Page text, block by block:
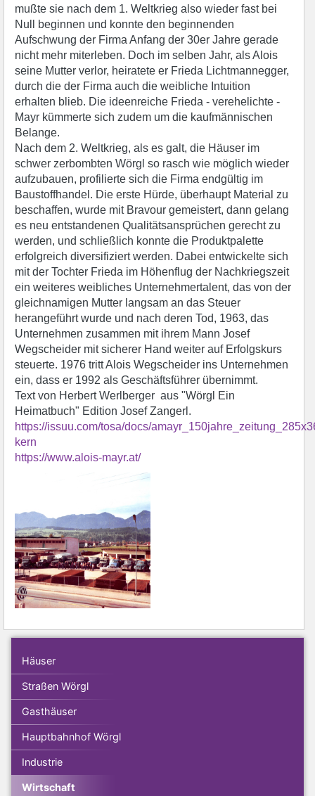
mußte sie nach dem 1. Weltkrieg also wieder fast bei
Null beginnen und konnte den beginnenden
Aufschwung der Firma Anfang der 30er Jahre gerade
nicht mehr miterleben. Doch im selben Jahr, als Alois
seine Mutter verlor, heiratete er Frieda Lichtmannegger,
durch die der Firma auch die weibliche Intuition
erhalten blieb. Die ideenreiche Frieda - verehelichte -
Mayr kümmerte sich zudem um die kaufmännischen
Belange.
Nach dem 2. Weltkrieg, als es galt, die Häuser im
schwer zerbombten Wörgl so rasch wie möglich wieder
aufzubauen, profilierte sich die Firma endgültig im
Baustoffhandel. Die erste Hürde, überhaupt Material zu
beschaffen, wurde mit Bravour gemeistert, dann gelang
es neu entstandenen Qualitätsansprüchen gerecht zu
werden, und schließlich konnte die Produktpalette
erfolgreich diversifiziert werden. Dabei entwickelte sich
mit der Tochter Frieda im Höhenflug der Nachkriegszeit
ein weiteres weibliches Unternehmertalent, das von der
gleichnamigen Mutter langsam an das Steuer
herangeführt wurde und nach deren Tod, 1963, das
Unternehmen zusammen mit ihrem Mann Josef
Wegscheider mit sicherer Hand weiter auf Erfolgskurs
steuerte. 1976 tritt Alois Wegscheider ins Unternehmen
ein, dass er 1992 als Geschäftsführer übernimmt.
Text von Herbert Werlberger aus "Wörgl Ein
Heimatbuch" Edition Josef Zangerl.
https://issuu.com/tosa/docs/
kern
https://www.alois-mayr.at/
Häuser
Straßen Wörgl
Gasthäuser
Hauptbahnhof Wörgl
Industrie
Wirtschaft